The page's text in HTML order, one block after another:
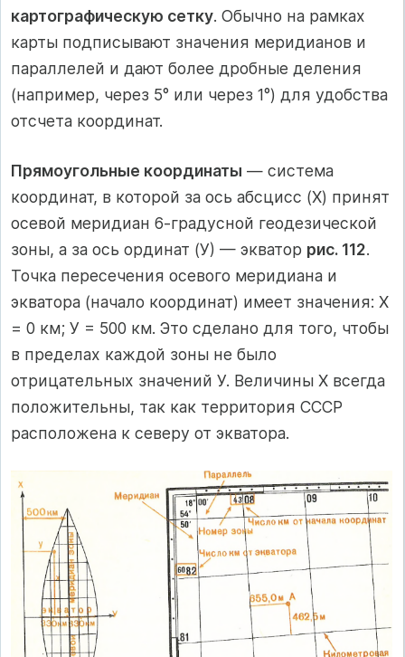
картографическую сетку. Обычно на рамках
карты подписывают значения меридианов и
параллелей и дают более дробные деления
(например, через 5° или через 1°) для удобства
отсчета координат.
Прямоугольные координаты — система
координат, в которой за ось абсцисс (X) принят
осевой меридиан 6-градусной геодезической
зоны, а за ось ординат (У) — экватор рис. 112.
Точка пересечения осевого меридиана и
экватора (начало координат) имеет значения: Х
= 0 км; У = 500 км. Это сделано для того, чтобы
в пределах каждой зоны не было
отрицательных значений У. Величины X всегда
положительны, так как территория СССР
расположена к северу от экватора.